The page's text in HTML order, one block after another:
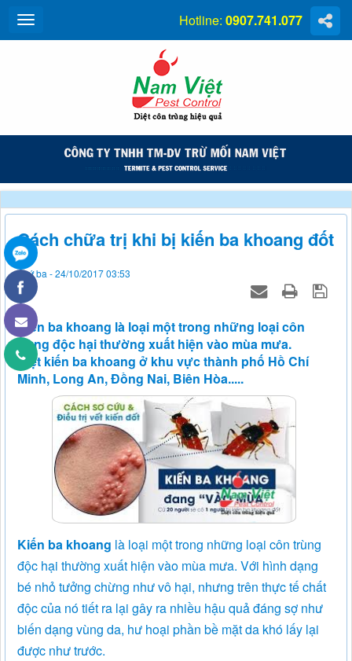
Hotline: 0907.741.077
Cách chữa trị khi bị kiến ba khoang đốt
Thứ ba - 24/10/2017 03:53
Kiến ba khoang là loại một trong những loại côn
trùng độc hại thường xuất hiện vào mùa mưa.
Diệt kiến ba khoang ở khu vực thành phố Hồ Chí
Minh, Long An, Đồng Nai, Biên Hòa.....
Kiến ba khoang là loại một trong những loại côn trùng
độc hại thường xuất hiện vào mùa mưa. Với hình dạng
bé nhỏ tưởng chừng như vô hại, nhưng trên thực tế chất
độc của nó tiết ra lại gây ra nhiều hậu quả đáng sợ như
biến dạng vùng da, hư hoại phần bề mặt da khó lấy lại
được như trước.